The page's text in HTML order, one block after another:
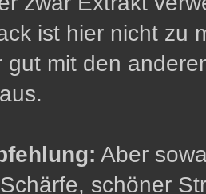
ist hier nicht zu
gut mit den
Aber
schöner